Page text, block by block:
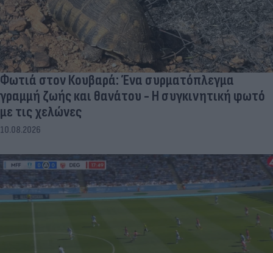
Φωτιά στον Κουβαρά: Ένα συρματόπλεγμα
γραμμή ζωής και θανάτου - Η συγκινητική φωτό
με τις χελώνες
10.08.2026